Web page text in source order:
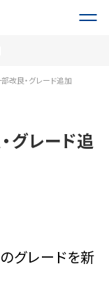
改良・グレード追加
グレード追
グレードを新